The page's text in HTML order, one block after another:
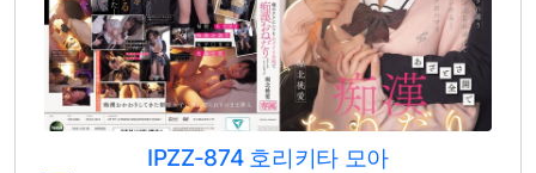
IPZZ-874 호리키타 모아